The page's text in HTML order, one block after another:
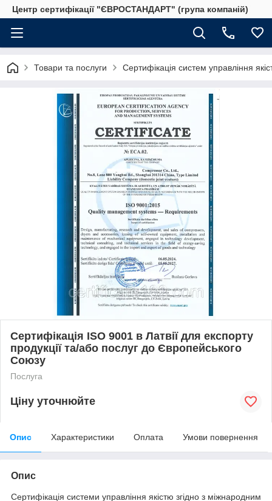
Центр сертифікації "ЄВРОСТАНДАРТ" (група компаній)
Товари та послуги Сертифікація систем управління
Сертифікація ISO 9001 в Латвії для експорту
продукції та/або послуг до Європейського
Союзу
Послуга
Ціну уточнюйте
Опис Характеристики Оплата Умови повернення
Опис
Сертифікація системи управління якістю згідно з міжнародним